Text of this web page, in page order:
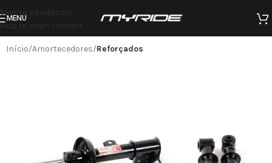
Skip to navigation
Skip to main content
MENU
Início Amortecedores Reforçados